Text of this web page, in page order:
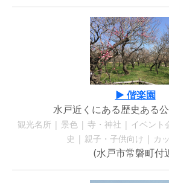
▶ 偕楽園
水戸近くにある歴史ある
観光名所 | 景色 | 寺・神社 | イベン
史 | 親子・子供向け | カ
(水戸市常磐町付